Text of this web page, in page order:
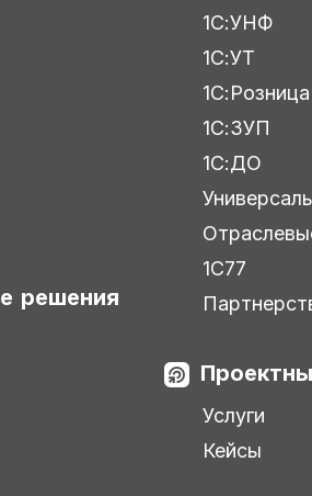
решения
1С:УНФ
1С:УТ
1С:Розница
1С:ЗУП
1С:ДО
1С77
Услуги
Кейсы